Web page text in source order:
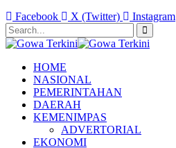
Facebook
X (Twitter) Instagram
HOME
NASIONAL
PEMERINTAHAN
DAERAH
KEMENIMPAS
ADVERTORIAL
EKONOMI